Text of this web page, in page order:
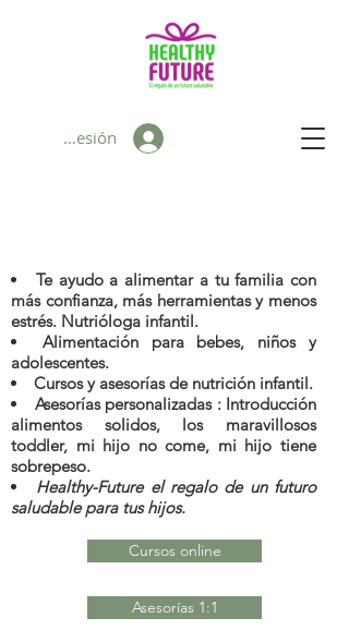
Iniciar sesión
Te ayudo a alimentar a tu familia con
más confianza, más herramientas y menos
estrés. Nutrióloga infantil.
Alimentación para bebes, niños y
adolescentes.
Cursos y asesorías de nutrición infantil.
Asesorías personalizadas : Introducción
alimentos solidos, los maravillosos
toddler, mi hijo no come, mi hijo tiene
sobrepeso.
Healthy-Future el regalo de un futuro
saludable para tus hijos.
Cursos online
Asesorías 1:1